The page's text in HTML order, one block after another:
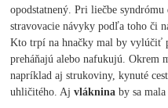
opodstatnený. Pri liečbe
stravovacie návyky podľa toho či
Kto trpí na hnačky mal by vylúčiť
preháňajú alebo nafukujú. Okrem
napríklad aj strukoviny, kynuté
uhličitého. Ajvláknina by sa